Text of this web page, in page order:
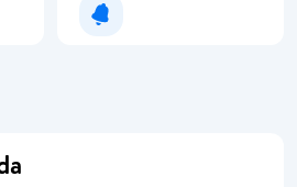
Уведомить о появлении